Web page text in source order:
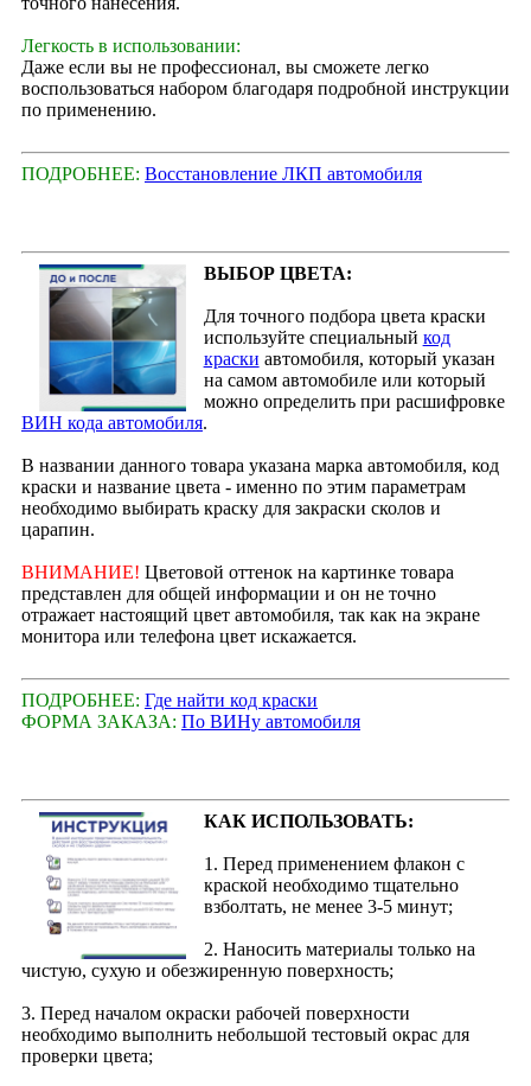
Легкость в использовании:
Даже если вы не профессионал, вы сможете легко
воспользоваться набором благодаря подробной инструкции
по применению.
ПОДРОБНЕЕ: Восстановление ЛКП автомобиля
ВЫБОР ЦВЕТА:
Для точного подбора цвета краски
используйте специальный код
краски автомобиля, который указан
на самом автомобиле или который
можно определить при расшифровке
ВИН кода автомобиля.
В названии данного товара указана марка автомобиля, код
краски и название цвета - именно по этим параметрам
необходимо выбирать краску для закраски сколов и
царапин.
ВНИМАНИЕ! Цветовой оттенок на картинке товара
представлен для общей информации и он не точно
отражает настоящий цвет автомобиля, так как на экране
монитора или телефона цвет искажается.
ПОДРОБНЕЕ: Где найти код краски
ФОРМА ЗАКАЗА: По ВИНу автомобиля
КАК ИСПОЛЬЗОВАТЬ:
1. Перед применением флакон с
краской необходимо тщательно
взболтать, не менее 3-5 минут;
2. Наносить материалы только на
чистую, сухую и обезжиренную поверхность;
3. Перед началом окраски рабочей поверхности
необходимо выполнить небольшой тестовый окрас для
проверки цвета;